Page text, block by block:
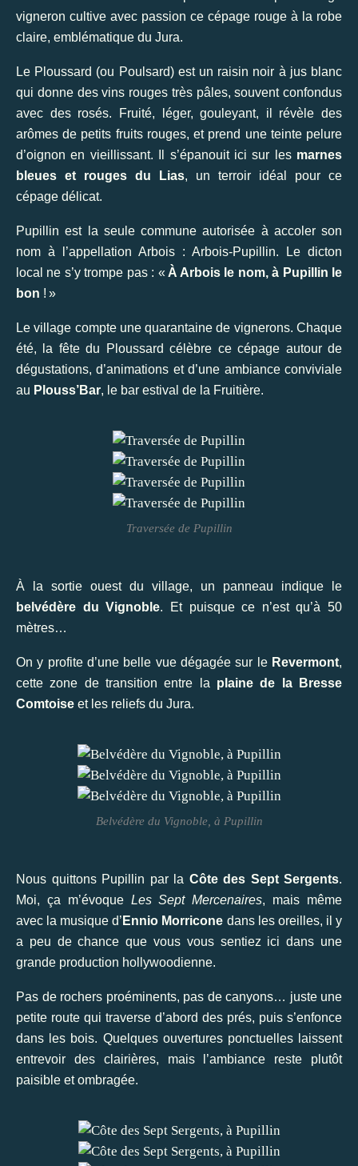
vigneron cultive avec passion ce cépage rouge à la robe
claire, emblématique du Jura.
Le Ploussard (ou Poulsard) est un raisin noir à jus blanc
qui donne des vins rouges très pâles, souvent confondus
avec des rosés. Fruité, léger, gouleyant, il révèle des
arômes de petits fruits rouges, et prend une teinte pelure
d’oignon en vieillissant. Il s’épanouit ici sur les marnes
bleues et rouges du Lias, un terroir idéal pour ce
cépage délicat.
Pupillin est la seule commune autorisée à accoler son
nom à l’appellation Arbois : Arbois-Pupillin. Le dicton
local ne s’y trompe pas : « À Arbois le nom, à Pupillin le
bon ! »
Le village compte une quarantaine de vignerons. Chaque
été, la fête du Ploussard célèbre ce cépage autour de
dégustations, d’animations et d’une ambiance conviviale
au Plouss’Bar, le bar estival de la Fruitière.
Traversée de Pupillin
À la sortie ouest du village, un panneau indique le
belvédère du Vignoble. Et puisque ce n’est qu’à 50
mètres…
On y profite d’une belle vue dégagée sur le Revermont,
cette zone de transition entre la plaine de la Bresse
Comtoise et les reliefs du Jura.
Belvédère du Vignoble, à Pupillin
Nous quittons Pupillin par la Côte des Sept Sergents.
Moi, ça m’évoque Les Sept Mercenaires, mais même
avec la musique d’ Ennio Morricone dans les oreilles, il y
a peu de chance que vous vous sentiez ici dans une
grande production hollywoodienne.
Pas de rochers proéminents, pas de canyons… juste une
petite route qui traverse d’abord des prés, puis s’enfonce
dans les bois. Quelques ouvertures ponctuelles laissent
entrevoir des clairières, mais l’ambiance reste plutôt
paisible et ombragée.